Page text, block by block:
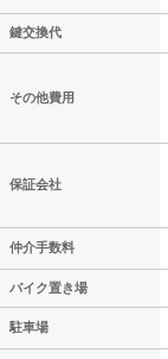
鍵交換代
その他費用
保証会社
仲介手数料
バイク置き場
駐車場